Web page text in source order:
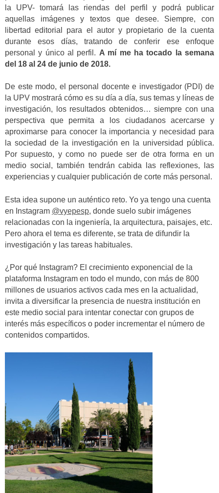
la UPV- tomará las riendas del perfil y podrá publicar
aquellas imágenes y textos que desee. Siempre, con
libertad editorial para el autor y propietario de la cuenta
durante esos días, tratando de conferir ese enfoque
personal y único al perfil. A mí me ha tocado la semana
del 18 al 24 de junio de 2018.
De este modo, el personal docente e investigador (PDI) de
la UPV mostrará cómo es su día a día, sus temas y líneas de
investigación, los resultados obtenidos… siempre con una
perspectiva que permita a los ciudadanos acercarse y
aproximarse para conocer la importancia y necesidad para
la sociedad de la investigación en la universidad pública.
Por supuesto, y como no puede ser de otra forma en un
medio social, también tendrán cabida las reflexiones, las
experiencias y cualquier publicación de corte más personal.
Esta idea supone un auténtico reto. Yo ya tengo una cuenta
en Instagram @vyepesp, donde suelo subir imágenes
relacionadas con la ingeniería, la arquitectura, paisajes, etc.
Pero ahora el tema es diferente, se trata de difundir la
investigación y las tareas habituales.
¿Por qué Instagram? El crecimiento exponencial de la
plataforma Instagram en todo el mundo, con más de 800
millones de usuarios activos cada mes en la actualidad,
invita a diversificar la presencia de nuestra institución en
este medio social para intentar conectar con grupos de
interés más específicos o poder incrementar el número de
contenidos compartidos.